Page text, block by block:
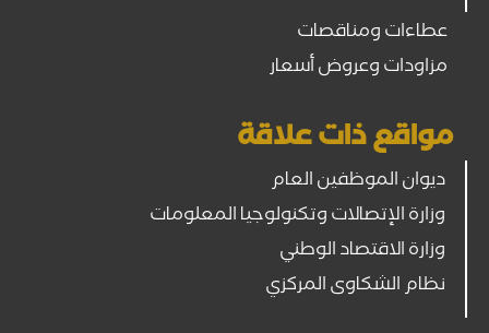
عطاءات ومناقصات
مزاودات وعروض أسعار
مواقع ذات علاقة
ديوان الموظفين العام
وزارة الإتصالات وتكنولوجيا المعلومات
وزارة الاقتصاد الوطني
نظام الشكاوى المركزي